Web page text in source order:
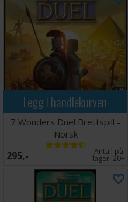
Legg i handlekurven
7 Wonders Duel Brettspill -
Norsk
295,- Antall på
lager: 20+